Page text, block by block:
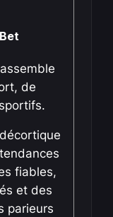
de
fiables,
et des
parieurs